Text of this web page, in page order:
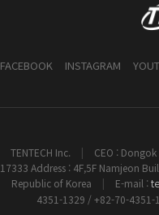
FACEBOOK INSTAGRAM
TENTECH Inc. | CEO : Dongok
17333 Address : 4F,5F Namjeon
Republic of Korea
| E-mail :
4351-1329 / +82-70-